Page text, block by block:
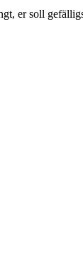
er soll